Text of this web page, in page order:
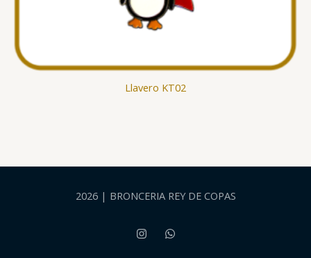
Llavero KT02
2026 | BRONCERIA REY DE COPAS